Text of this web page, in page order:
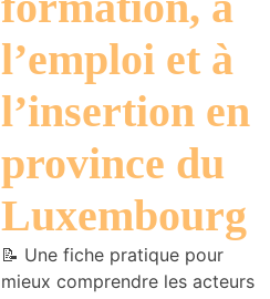
l’emploi et à
l’insertion en
province du
Luxembourg
📝 Une fiche pratique pour
mieux comprendre les acteurs